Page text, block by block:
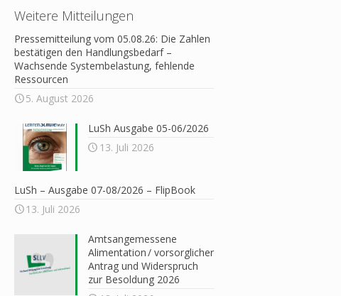
Weitere Mitteilungen
Pressemitteilung vom 05.08.26: Die Zahlen
bestätigen den Handlungsbedarf –
Wachsende Systembelastung, fehlende
Ressourcen
5. August 2026
LuSh Ausgabe 05-06/2026
13. Juli 2026
LuSh – Ausgabe 07-08/2026 – FlipBook
13. Juli 2026
Amtsangemessene
Alimentation / vorsorglicher
Antrag und Widerspruch
zur Besoldung 2026